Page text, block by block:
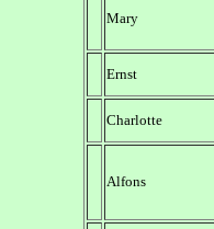
Mary
Ernst
Charlotte
Alfons